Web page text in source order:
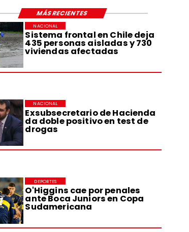
Sistema frontal en Chile deja
435 personas aisladas y 730
viviendas afectadas
NACIONAL
Exsubsecretario de Hacienda
da doble positivo en test de
drogas
NACIONAL
O'Higgins cae por penales
ante Boca Juniors en Copa
Sudamericana
DEPORTES
MÁS RECIENTES